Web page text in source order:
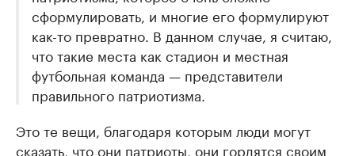
сформулировать, и многие его формулируют
как-то превратно. В данном случае, я считаю,
что такие места как стадион и местная
футбольная команда — представители
правильного патриотизма.
Это те вещи, благодаря которым люди могут
сказать, что они патриоты, они гордятся своим